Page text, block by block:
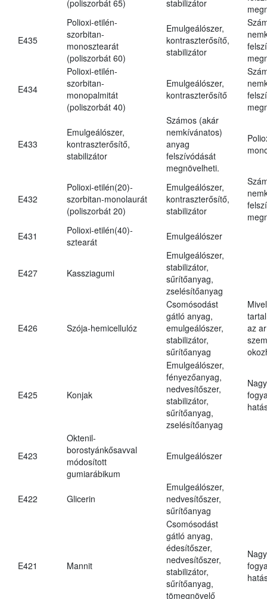
(poliszorbát 65)
stabilizátor
E435
Polioxi-etilén-
szorbitan-
monosztearát
(poliszorbát 60)
Emulgeálószer,
kontraszterősítő,
stabilizátor
E434
Polioxi-etilén-
szorbitan-
monopalmitát
(poliszorbát 40)
Emulgeálószer,
kontraszterősítő
E433
Emulgeálószer,
kontraszterősítő,
stabilizátor
Számos (akár
nemkívánatos)
anyag
felszívódását
megnövelheti.
E432
Polioxi-etilén(20)-
szorbitan-monolaurát
(poliszorbát 20)
Emulgeálószer,
kontraszterősítő,
stabilizátor
E431
Polioxi-etilén(40)-
sztearát
Emulgeálószer
E427 Kassziagumi
Emulgeálószer,
stabilizátor,
sűrítőanyag,
zselésítőanyag
E426 Szója-hemicellulóz
Csomósodást
gátló anyag,
emulgeálószer,
stabilizátor,
sűrítőanyag
az
E425 Konjak
Emulgeálószer,
fényezőanyag,
nedvesítőszer,
stabilizátor,
sűrítőanyag,
zselésítőanyag
E423
Oktenil-
borostyánkősavval
módosított
gumiarábikum
Emulgeálószer
E422 Glicerin
Emulgeálószer,
nedvesítőszer,
sűrítőanyag
E421 Mannit
Csomósodást
gátló anyag,
édesítőszer,
nedvesítőszer,
stabilizátor,
sűrítőanyag,
tömegnövelő